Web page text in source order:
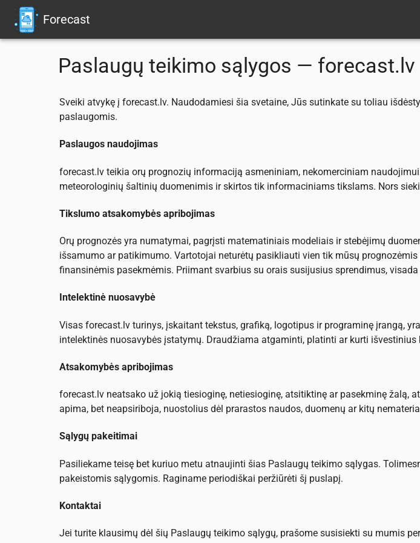
Forecast
Paslaugų teikimo sąlygos — forecast.lv
Sveiki atvykę į forecast.lv. Naudodamiesi šia svetaine, Jūs sutinkate su toliau
paslaugomis.
Paslaugos naudojimas
forecast.lv teikia orų prognozių informaciją asmeniniam, nekomerciniam
meteorologinių šaltinių duomenimis ir skirtos tik informaciniams tikslams. Nors
Tikslumo atsakomybės apribojimas
Orų prognozės yra numatymai, pagrįsti matematiniais modeliais ir stebėjimų
išsamumo ar patikimumo. Vartotojai neturėtų pasikliauti vien tik mūsų
finansinėmis pasekmėmis. Priimant svarbius su orais susijusius sprendimus,
Intelektinė nuosavybė
Visas forecast.lv turinys, įskaitant tekstus, grafiką, logotipus ir programinę įrangą,
intelektinės nuosavybės įstatymų. Draudžiama atgaminti, platinti ar kurti
Atsakomybės apribojimas
forecast.lv neatsako už jokią tiesioginę, netiesioginę, atsitiktinę ar pasekminę
apima, bet neapsiriboja, nuostolius dėl prarastos naudos, duomenų ar kitų
Sąlygų pakeitimai
Pasiliekame teisę bet kuriuo metu atnaujinti šias Paslaugų teikimo sąlygas.
pakeistomis sąlygomis. Raginame periodiškai peržiūrėti šį puslapį.
Kontaktai
Jei turite klausimų dėl šių Paslaugų teikimo sąlygų, prašome susisiekti su mumis